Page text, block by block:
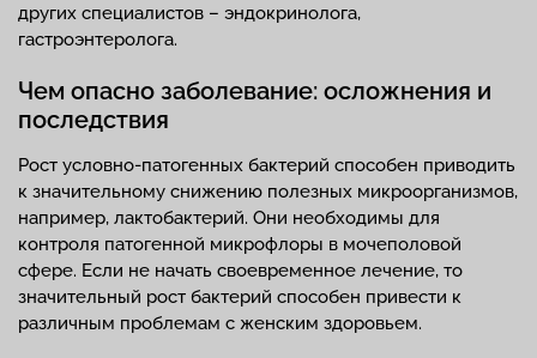
других специалистов – эндокринолога,
гастроэнтеролога.
Чем опасно заболевание: осложнения и
последствия
Рост условно-патогенных бактерий способен приводить
к значительному снижению полезных микроорганизмов,
например, лактобактерий. Они необходимы для
контроля патогенной микрофлоры в мочеполовой
сфере. Если не начать своевременное лечение, то
значительный рост бактерий способен привести к
различным проблемам с женским здоровьем.